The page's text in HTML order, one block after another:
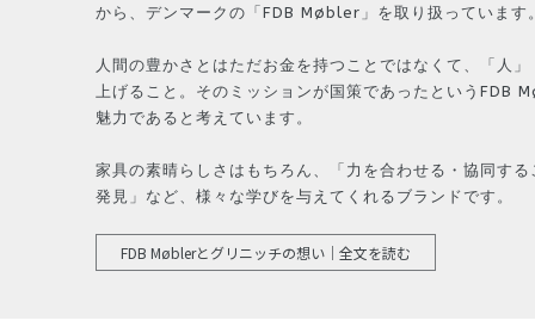
から、 デンマークの「FDB Møbler」を取り扱っています
人間の豊かさとはただお金を持つことではなくて、「人
上げること。そのミッションが国策であったというFDB
魅力であると考えています。
家具の素晴らしさはもちろん、「力を合わせる・協同す
発見」など、様々な学びを与えてくれるブランドです。
FDB Møblerとグリニッチの想い｜全文を読む